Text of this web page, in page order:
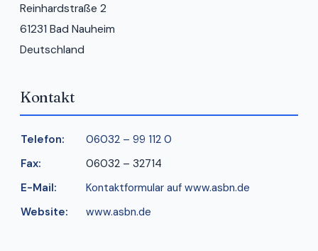
Reinhardstraße 2
61231 Bad Nauheim
Deutschland
Kontakt
Telefon:
06032 – 99 112 0
Fax:
06032 – 32714
E-Mail:
Kontaktformular auf www.asbn.de
Website:
www.asbn.de